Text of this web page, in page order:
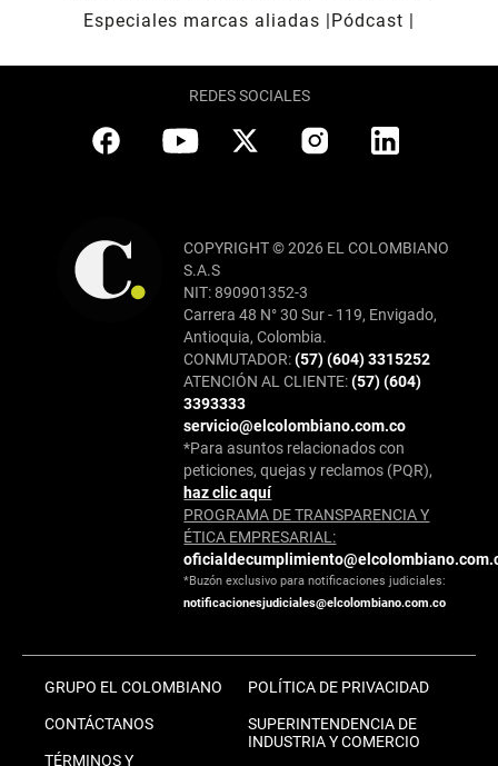
Especiales marcas aliadas
Pódcast
REDES SOCIALES
COPYRIGHT © 2026 EL COLOMBIANO
S.A.S
NIT: 890901352-3
Carrera 48 N° 30 Sur - 119, Envigado,
Antioquia, Colombia.
CONMUTADOR:(57) (604) 3315252
ATENCIÓN AL CLIENTE:(57) (604)
3393333
servicio@elcolombiano.com.co
*Para asuntos relacionados con
peticiones, quejas y reclamos (PQR),
haz clic aquí
PROGRAMA DE TRANSPARENCIA Y
ÉTICA EMPRESARIAL:
*Buzón exclusivo para notificaciones judiciales:
notificacionesjudiciales@elcolombiano.com.co
GRUPO EL COLOMBIANO
CONTÁCTANOS
TÉRMINOS Y
POLÍTICA DE PRIVACIDAD
SUPERINTENDENCIA DE
INDUSTRIA Y COMERCIO